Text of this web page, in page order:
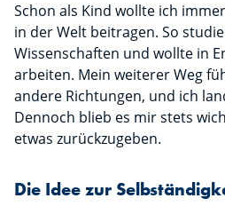
Schon als Kind wollte ich
in der Welt beitragen. So
Wissenschaften und wollte in
arbeiten. Mein weiterer Weg
andere Richtungen, und ich
Dennoch blieb es mir stets
etwas zurückzugeben.
Die Idee zur